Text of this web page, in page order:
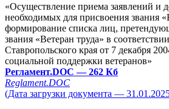
«Осуществление приема заявлений и
необходимых для присвоения звания
формирование списка лиц,
звания «Ветеран труда» в
Ставропольского края от 7 декабря
социальной поддержки ветеранов»
Регламент.DOC— 262 Кб
Reglament.DOC
(Дата загрузки документа —